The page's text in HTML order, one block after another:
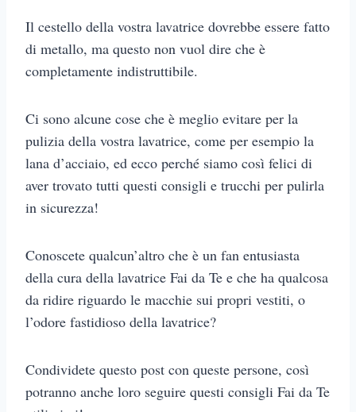
Il cestello della vostra lavatrice dovrebbe essere fatto
di metallo, ma questo non vuol dire che è
completamente indistruttibile.
Ci sono alcune cose che è meglio evitare per la
pulizia della vostra lavatrice, come per esempio la
lana d’acciaio, ed ecco perché siamo così felici di
aver trovato tutti questi consigli e trucchi per pulirla
in sicurezza!
Conoscete qualcun’altro che è un fan entusiasta
della cura della lavatrice Fai da Te e che ha qualcosa
da ridire riguardo le macchie sui propri vestiti, o
l’odore fastidioso della lavatrice?
Condividete questo post con queste persone, così
potranno anche loro seguire questi consigli Fai da Te